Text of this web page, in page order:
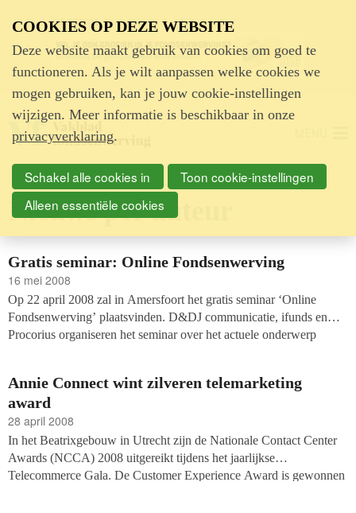
Advertentie
Nieuws per auteur
Gratis seminar: Online Fondsenwerving
16 mei 2008
Op 22 april 2008 zal in Amersfoort het gratis seminar ‘Online
Fondsenwerving’ plaatsvinden. D&DJ communicatie, ifunds en
Procorius organiseren het seminar over het actuele onderwerp
Annie Connect wint zilveren telemarketing
award
28 april 2008
In het Beatrixgebouw in Utrecht zijn de Nationale Contact Center
Awards (NCCA) 2008 uitgereikt tijdens het jaarlijkse
Telecommerce Gala. De Customer Experience Award is gewonnen
COOKIES OP DEZE WEBSITE
Deze website maakt gebruik van cookies om goed te
functioneren. Als je wilt aanpassen welke cookies we
mogen gebruiken, kan je jouw cookie-instellingen
wijzigen. Meer informatie is beschikbaar in onze
privacyverklaring.
Schakel alle cookies in
Toon cookie-instellingen
Alleen essentiële cookies